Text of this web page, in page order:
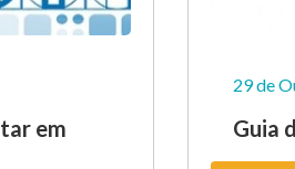
em
29 de
Guia